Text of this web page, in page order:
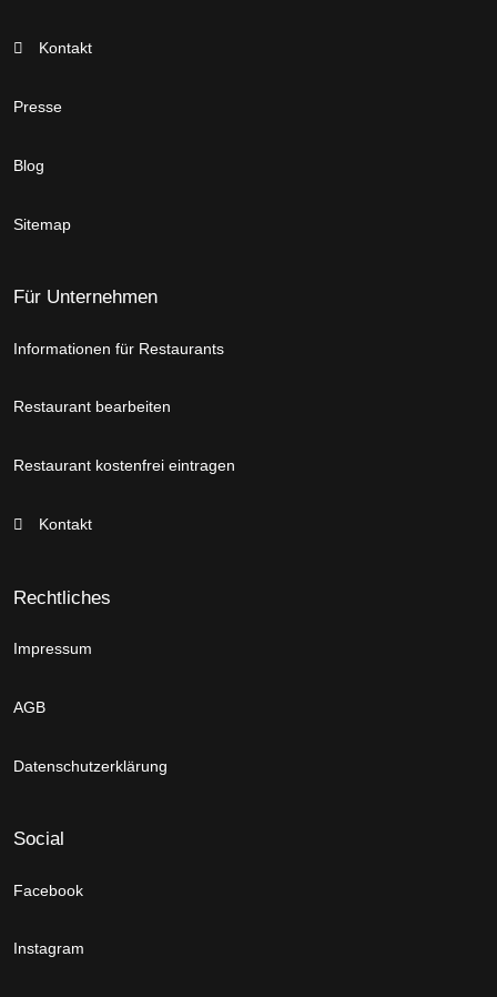
Kontakt
Presse
Blog
Sitemap
Für Unternehmen
Informationen für Restaurants
Restaurant bearbeiten
Restaurant kostenfrei eintragen
Kontakt
Rechtliches
Impressum
AGB
Datenschutzerklärung
Social
Facebook
Instagram